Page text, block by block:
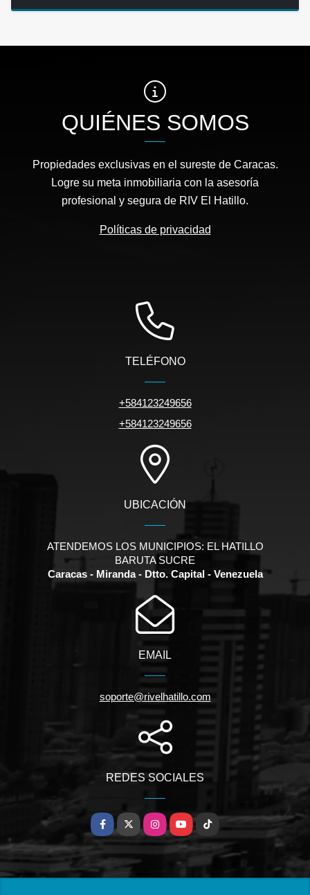
QUIÉNES SOMOS
Propiedades exclusivas en el sureste de Caracas.
Logre su meta inmobiliaria con la asesoría
profesional y segura de RIV El Hatillo.
Políticas de privacidad
TELÉFONO
+584123249656
+584123249656
UBICACIÓN
ATENDEMOS LOS MUNICIPIOS: EL HATILLO
BARUTA SUCRE
Caracas - Miranda - Dtto. Capital - Venezuela
EMAIL
soporte@rivelhatillo.com
REDES SOCIALES
Facebook
X InstagramYouTubeTikTok